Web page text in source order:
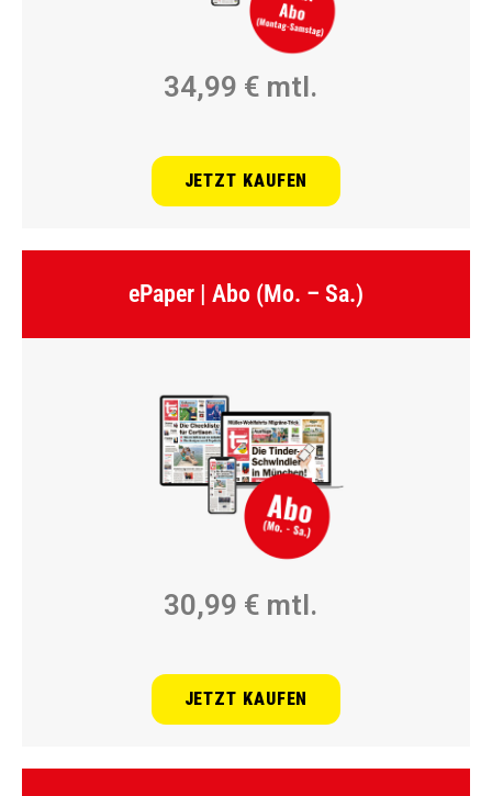
34,99 € mtl.
JETZT KAUFEN
ePaper | Abo (Mo. – Sa.)
30,99 € mtl.
JETZT KAUFEN